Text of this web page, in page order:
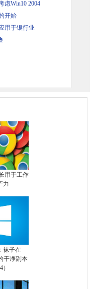
虑Win10 2004
开始
用于银行业
用于工作
力
袜子在
干净副本
）